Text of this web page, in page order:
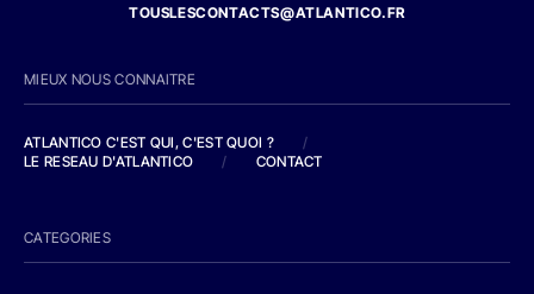
TOUSLESCONTACTS@ATLANTICO.FR
MIEUX NOUS CONNAITRE
ATLANTICO C'EST QUI, C'EST QUOI ?
/
LE RESEAU D'ATLANTICO
/ CONTACT
CATEGORIES